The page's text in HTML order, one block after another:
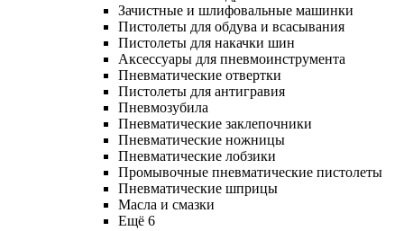
Зачистные и шлифовальные машинки
Пистолеты для обдува и всасывания
Пистолеты для накачки шин
Аксессуары для пневмоинструмента
Пневматические отвертки
Пистолеты для антигравия
Пневмозубила
Пневматические заклепочники
Пневматические ножницы
Пневматические лобзики
Промывочные пневматические пистолеты
Пневматические шприцы
Масла и смазки
Ещё 6